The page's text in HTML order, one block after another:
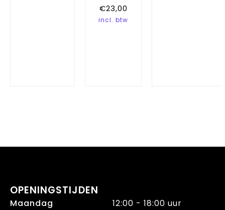
€23,00
incl. btw
OPENINGSTIJDEN
Maandag
12:00 - 18:00 uur